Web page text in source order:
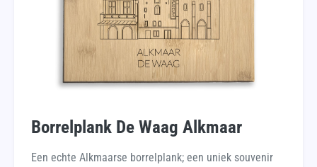
Borrelplank De Waag Alkmaar
Een echte Alkmaarse borrelplank; een uniek souvenir